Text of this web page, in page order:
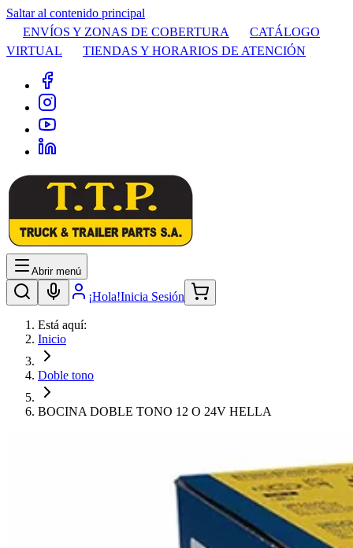
Saltar al contenido principal
ENVÍOS Y ZONAS DE COBERTURA
CATÁLOGO
VIRTUAL
TIENDAS Y HORARIOS DE ATENCIÓN
Abrir menú
¡Hola!Inicia Sesión
Está aquí:
Inicio
Doble tono
BOCINA DOBLE TONO 12 O 24V HELLA